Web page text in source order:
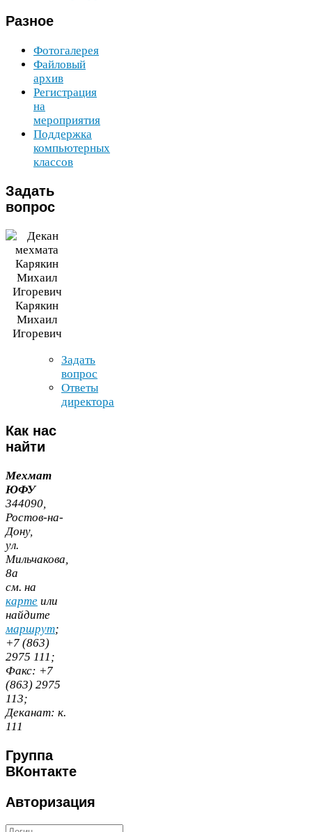
Разное
Фотогалерея
Файловый
архив
Регистрация
на
мероприятия
Поддержка
компьютерных
классов
Задать
вопрос
Карякин
Михаил
Игоревич
Задать
вопрос
Ответы
директора
Как нас
найти
Мехмат
ЮФУ
344090,
Ростов-​на-​
Дону,
ул.
Мильчакова,
8а
cм. на
карте или
найдите
маршрут;
+7 (863)
2975 111;
Факс: +7
(863) 2975
113;
Деканат: к.
111
Группа
ВКонтакте
Авторизация